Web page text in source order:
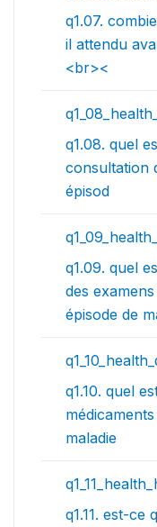
q1.07.
il attendu
<br><
q1.08. quel
consultation
épisod
q1.09. quel
des
épisode de
q1.10. quel
maladie
q1.11. est-ce